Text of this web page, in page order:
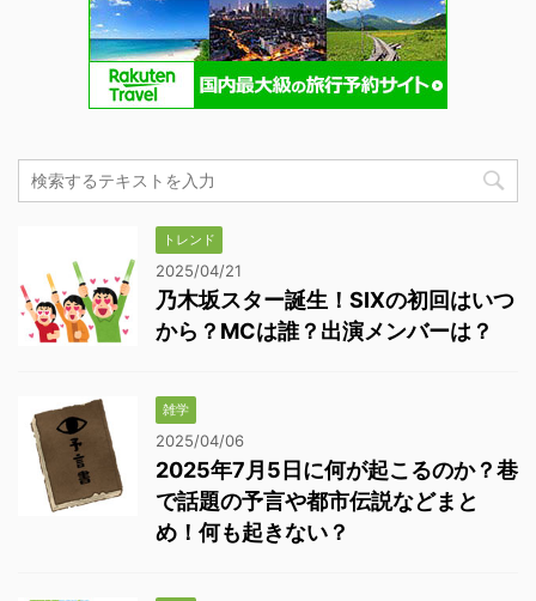
トレンド
2025/04/21
乃木坂スター誕生！SIXの初回はいつ
から？MCは誰？出演メンバーは？
雑学
2025/04/06
2025年7月5日に何が起こるのか？巷
で話題の予言や都市伝説などまと
め！何も起きない？